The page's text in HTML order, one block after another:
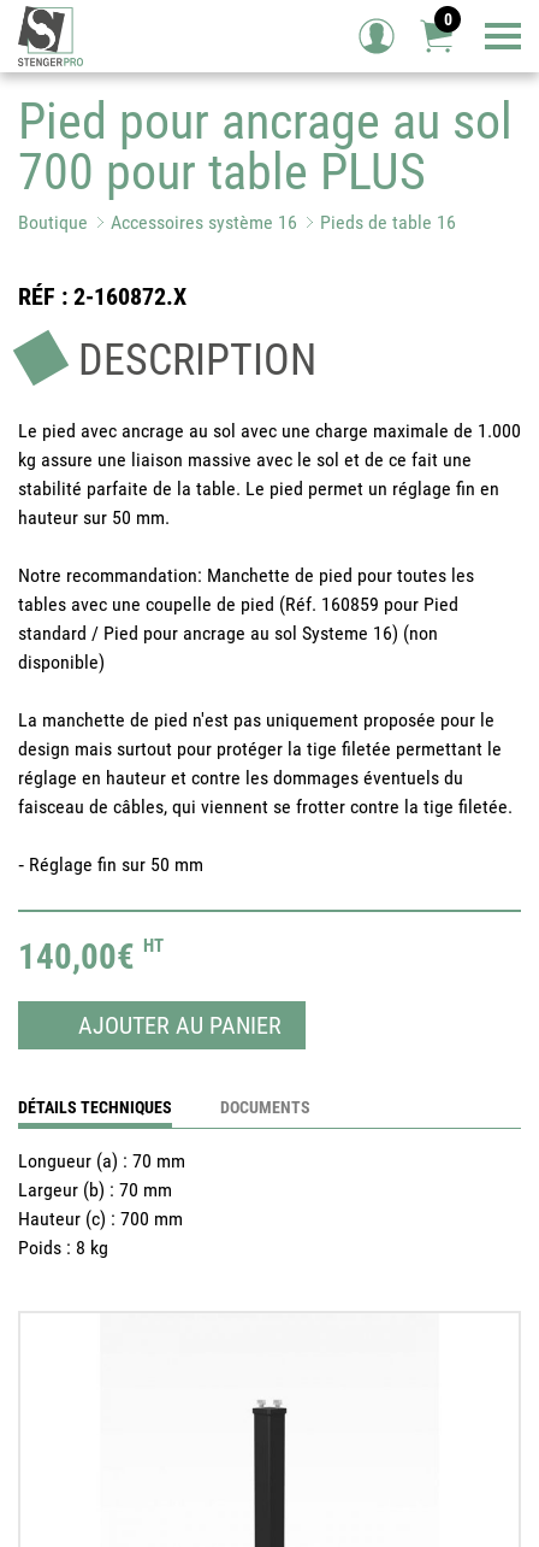
0
Pied pour ancrage au sol
700 pour table PLUS
Boutique Accessoires système 16 Pieds de table 16
RÉF : 2-160872.X
DESCRIPTION
Le pied avec ancrage au sol avec une charge maximale de 1.000
kg assure une liaison massive avec le sol et de ce fait une
stabilité parfaite de la table. Le pied permet un réglage fin en
hauteur sur 50 mm.
Notre recommandation: Manchette de pied pour toutes les
tables avec une coupelle de pied (Réf. 160859 pour Pied
standard / Pied pour ancrage au sol Systeme 16) (non
disponible)
La manchette de pied n'est pas uniquement proposée pour le
design mais surtout pour protéger la tige filetée permettant le
réglage en hauteur et contre les dommages éventuels du
faisceau de câbles, qui viennent se frotter contre la tige filetée.
‐ Réglage fin sur 50 mm
140,00€ HT
AJOUTER AU PANIER
DÉTAILS TECHNIQUES DOCUMENTS
Longueur (a) : 70 mm
Largeur (b) : 70 mm
Hauteur (c) : 700 mm
Poids : 8 kg